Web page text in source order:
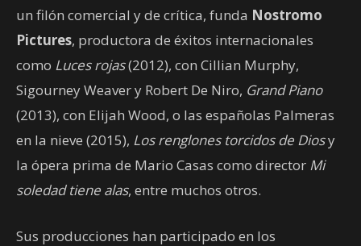
un filón comercial y de crítica, funda Nostromo
Pictures, productora de éxitos internacionales
como Luces rojas(2012), con Cillian Murphy,
Sigourney Weaver y Robert De Niro, Grand Piano
(2013), con Elijah Wood, o las españolas Palmeras
en la nieve (2015), Los renglones torcidos de Diosy
la ópera prima de Mario Casas como director Mi
soledad tiene alas, entre muchos otros.
Sus producciones han participado en los